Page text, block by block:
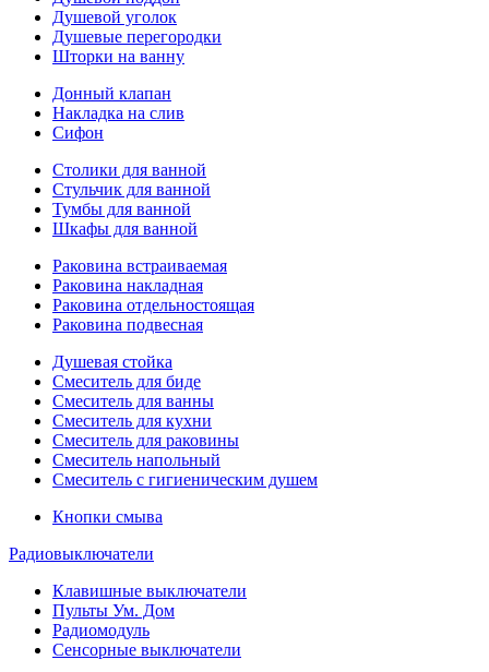
Душевой уголок
Душевые перегородки
Шторки на ванну
Донный клапан
Накладка на слив
Сифон
Столики для ванной
Стульчик для ванной
Тумбы для ванной
Шкафы для ванной
Раковина встраиваемая
Раковина накладная
Раковина отдельностоящая
Раковина подвесная
Душевая стойка
Смеситель для биде
Смеситель для ванны
Смеситель для кухни
Смеситель для раковины
Смеситель напольный
Смеситель с гигиеническим душем
Кнопки смыва
Радиовыключатели
Клавишные выключатели
Пульты Ум. Дом
Радиомодуль
Сенсорные выключатели